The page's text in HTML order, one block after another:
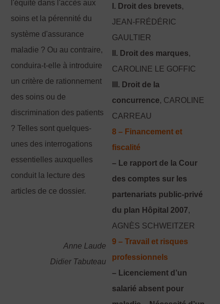
l'équité dans l'accès aux
soins et la pérennité du
système d'assurance
maladie ? Ou au contraire,
conduira-t-elle à introduire
un critère de rationnement
des soins ou de
discrimination des patients
? Telles sont quelques-
unes des interrogations
essentielles auxquelles
conduit la lecture des
articles de ce dossier.
Anne Laude
Didier Tabuteau
I. Droit des brevets,
JEAN-FRÉDÉRIC
GAULTIER
II. Droit des marques,
CAROLINE LE GOFFIC
III. Droit de la
concurrence, CAROLINE
CARREAU
8 – Financement et
fiscalité
– Le rapport de la Cour
des comptes sur les
partenariats public-privé
du plan Hôpital 2007,
AGNÈS SCHWEITZER
9 – Travail et risques
professionnels
– Licenciement d’un
salarié absent pour